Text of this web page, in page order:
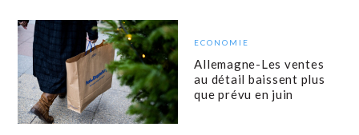
ECONOMIE
Allemagne-Les ventes
au détail baissent plus
que prévu en juin